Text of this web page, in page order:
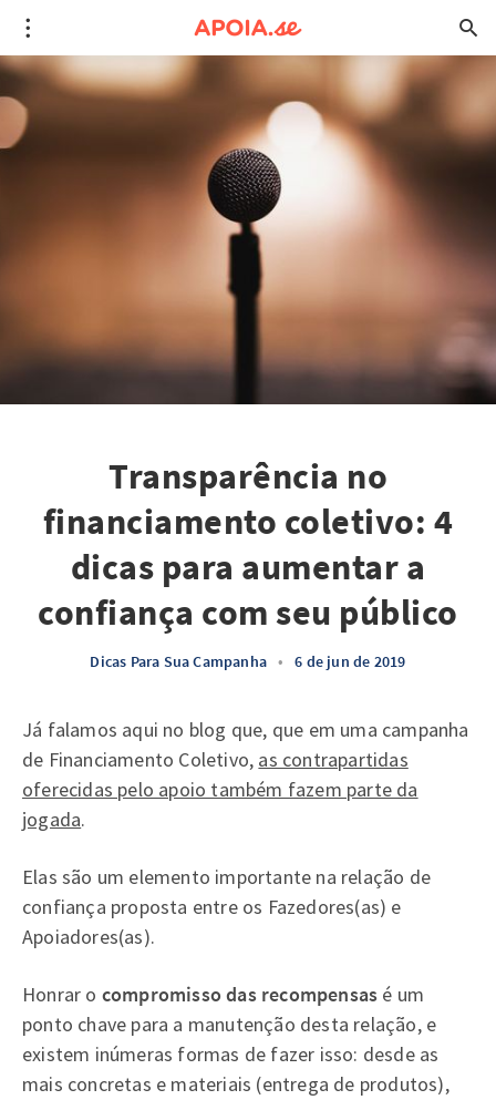
Transparência no
financiamento coletivo: 4
dicas para aumentar a
confiança com seu público
Dicas Para Sua Campanha • 6 de jun de 2019
Já falamos aqui no blog que, que em uma campanha
de Financiamento Coletivo, as contrapartidas
oferecidas pelo apoio também fazem parte da
jogada.
Elas são um elemento importante na relação de
confiança proposta entre os Fazedores(as) e
Apoiadores(as).
Honrar o compromisso das recompensas é um
ponto chave para a manutenção desta relação, e
existem inúmeras formas de fazer isso: desde as
mais concretas e materiais (entrega de produtos),